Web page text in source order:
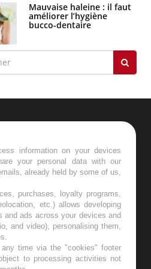
Mauvaise haleine : il faut
améliorer l’hygiène
bucco-dentaire
information on your devices
your personal data with our
already held by some of us,
purchases, loyalty programs,
etc.) allows developing
ads across your devices and
and video), personalising them,
time via the "cookies" footer
to processing activities not